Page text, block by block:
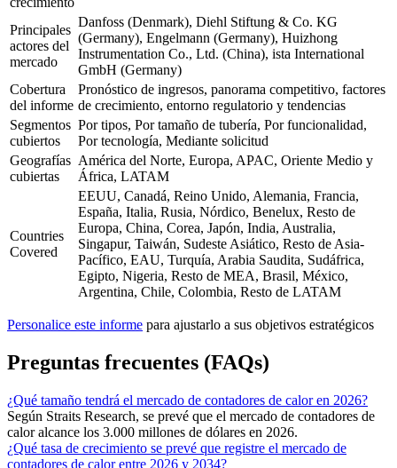
Principales
actores del
mercado
Danfoss (Denmark), Diehl Stiftung & Co. KG
(Germany), Engelmann (Germany), Huizhong
Instrumentation Co., Ltd. (China), ista International
GmbH (Germany)
Cobertura
del informe
Pronóstico de ingresos, panorama competitivo, factores
de crecimiento, entorno regulatorio y tendencias
Segmentos
cubiertos
Por tipos, Por tamaño de tubería, Por funcionalidad,
Por tecnología, Mediante solicitud
Geografías
cubiertas
América del Norte, Europa, APAC, Oriente Medio y
África, LATAM
Countries
Covered
EEUU, Canadá, Reino Unido, Alemania, Francia,
España, Italia, Rusia, Nórdico, Benelux, Resto de
Europa, China, Corea, Japón, India, Australia,
Singapur, Taiwán, Sudeste Asiático, Resto de Asia-
Pacífico, EAU, Turquía, Arabia Saudita, Sudáfrica,
Egipto, Nigeria, Resto de MEA, Brasil, México,
Argentina, Chile, Colombia, Resto de LATAM
Personalice este informe para ajustarlo a sus objetivos estratégicos
Preguntas frecuentes (FAQs)
¿Qué tamaño tendrá el mercado de contadores de calor en 2026?
Según Straits Research, se prevé que el mercado de contadores de
calor alcance los 3.000 millones de dólares en 2026.
¿Qué tasa de crecimiento se prevé que registre el mercado de
contadores de calor entre 2026 y 2034?